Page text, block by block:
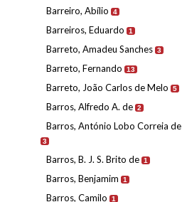
Barreiro, Abílio 4
Barreiros, Eduardo 1
Barreto, Amadeu Sanches 3
Barreto, Fernando 13
Barreto, João Carlos de Melo 5
Barros, Alfredo A. de 2
Barros, António Lobo Correia de
3
Barros, B. J. S. Brito de 1
Barros, Benjamim 1
Barros, Camilo 1